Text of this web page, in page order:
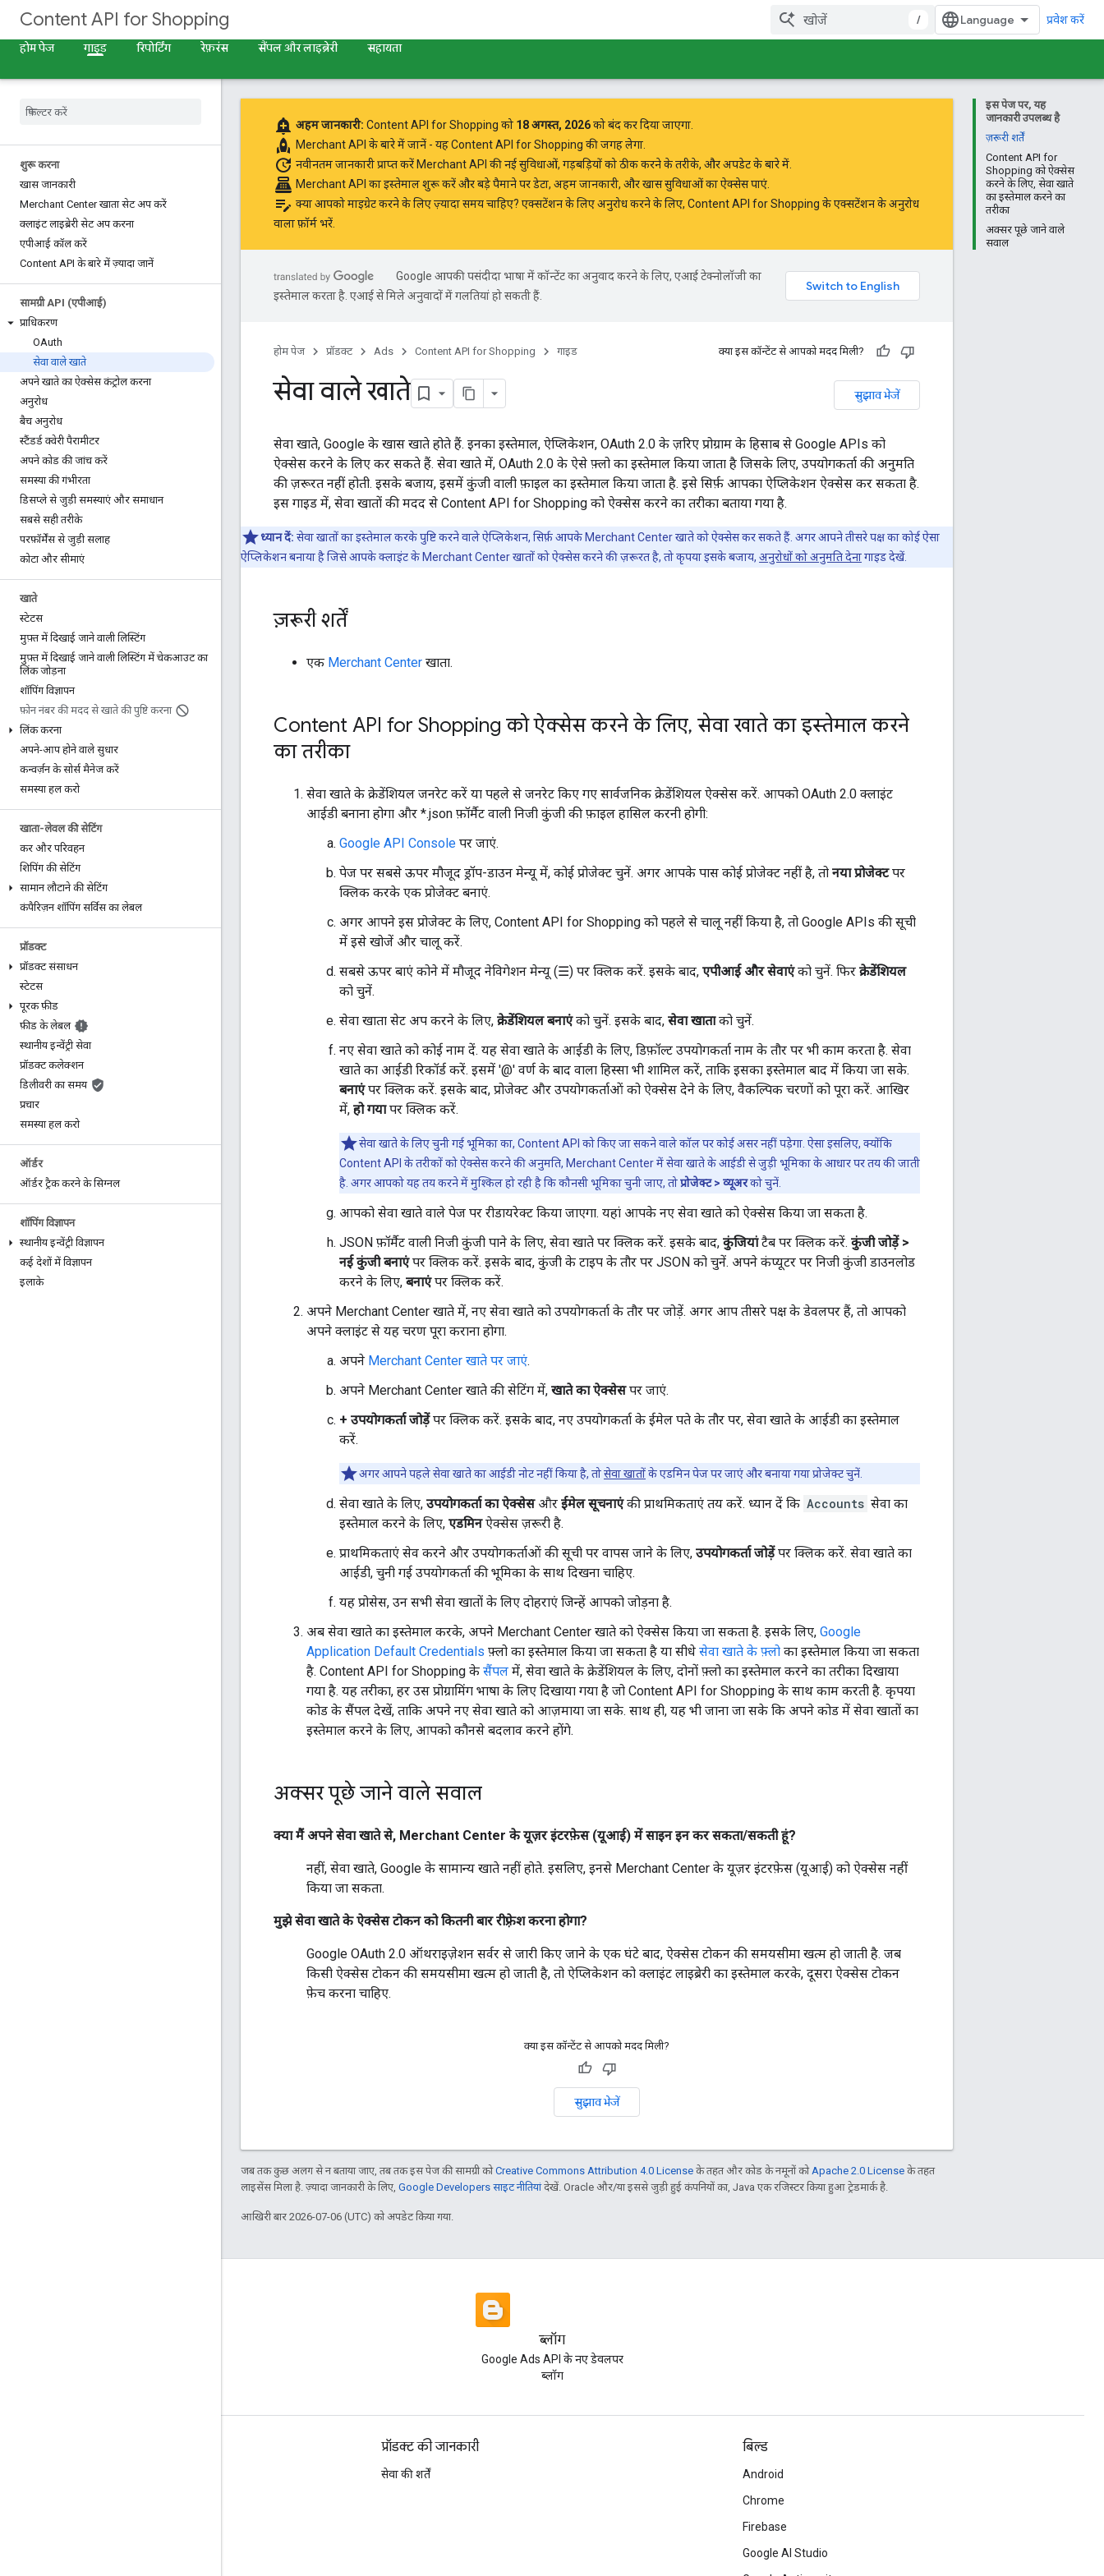
Content API for Shopping / प्रवेश करें
होम पेज गाइड रिपोर्टिंग रेफ़रंस सैंपल और लाइब्रेरी सहायता
शुरू करना
खास जानकारी
Merchant Center खाता सेट अप करें
क्लाइंट लाइब्रेरी सेट अप करना
एपीआई कॉल करें
Content API के बारे में ज़्यादा जानें
सामग्री API (एपीआई)
प्राधिकरण
OAuth
सेवा वाले खाते
अपने खाते का ऐक्सेस कंट्रोल करना
अनुरोध
बैच अनुरोध
स्टैंडर्ड क्वेरी पैरामीटर
अपने कोड की जांच करें
समस्या की गंभीरता
डिसप्ले से जुड़ी समस्याएं और समाधान
सबसे सही तरीके
परफ़ॉर्मेंस से जुड़ी सलाह
कोटा और सीमाएं
खाते
स्टेटस
मुफ़्त में दिखाई जाने वाली लिस्टिंग
मुफ़्त में दिखाई जाने वाली लिस्टिंग में चेकआउट का
लिंक जोड़ना
शॉपिंग विज्ञापन
फ़ोन नंबर की मदद से खाते की पुष्टि करना
लिंक करना
अपने-आप होने वाले सुधार
कन्वर्ज़न के सोर्स मैनेज करें
समस्या हल करो
खाता-लेवल की सेटिंग
कर और परिवहन
शिपिंग की सेटिंग
सामान लौटाने की सेटिंग
कंपैरिज़न शॉपिंग सर्विस का लेबल
प्रॉडक्ट
प्रॉडक्ट संसाधन
स्टेटस
पूरक फ़ीड
फ़ीड के लेबल
स्थानीय इन्वेंट्री सेवा
प्रॉडक्ट कलेक्शन
डिलीवरी का समय
प्रचार
समस्या हल करो
ऑर्डर
ऑर्डर ट्रैक करने के सिग्नल
शॉपिंग विज्ञापन
स्थानीय इन्वेंट्री विज्ञापन
कई देशों में विज्ञापन
इलाके
इस पेज पर, यह
जानकारी उपलब्ध है
ज़रूरी शर्तें
Content API for
Shopping को ऐक्सेस
करने के लिए, सेवा खाते
का इस्तेमाल करने का
तरीका
अक्सर पूछे जाने वाले
सवाल
add_alert अहम जानकारी: Content API for Shopping को 18 अगस्त, 2026को बंद कर दिया जाएगा.
rocket Merchant API के बारे में जानें - यह Content API for Shopping की जगह लेगा.
update नवीनतम जानकारी प्राप्त करें Merchant API की नई सुविधाओं, गड़बड़ियों को ठीक करने के तरीके, और अपडेट के बारे में.
point_of_sale Merchant API का इस्तेमाल शुरू करेंऔर बड़े पैमाने पर डेटा, अहम जानकारी, और खास सुविधाओं का ऐक्सेस पाएं.
edit_note क्या आपको माइग्रेट करने के लिए ज़्यादा समय चाहिए? एक्सटेंशन के लिए अनुरोध करने के लिए, Content API for Shopping के एक्सटेंशन के अनुरोध
वाला फ़ॉर्म भरें
Google आपकी पसंदीदा भाषा में कॉन्टेंट का अनुवाद करने के लिए, एआई टेक्नोलॉजी का
इस्तेमाल करता है. एआई से मिले अनुवादों में गलतियां हो सकती हैं.
होम पेज प्रॉडक्ट Ads Content API for Shopping गाइड क्या इस कॉन्टेंट से आपको मदद मिली?
सुझाव भेजें
सेवा वाले खाते
सेवा खाते, Google के खास खाते होते हैं. इनका इस्तेमाल, ऐप्लिकेशन, OAuth 2.0 के ज़रिए प्रोग्राम के हिसाब से Google APIs को
ऐक्सेस करने के लिए कर सकते हैं. सेवा खाते में, OAuth 2.0 के ऐसे फ़्लो का इस्तेमाल किया जाता है जिसके लिए, उपयोगकर्ता की अनुमति
की ज़रूरत नहीं होती. इसके बजाय, इसमें कुंजी वाली फ़ाइल का इस्तेमाल किया जाता है. इसे सिर्फ़ आपका ऐप्लिकेशन ऐक्सेस कर सकता है.
इस गाइड में, सेवा खातों की मदद से Content API for Shopping को ऐक्सेस करने का तरीका बताया गया है.
ध्यान दें: सेवा खातों का इस्तेमाल करके पुष्टि करने वाले ऐप्लिकेशन, सिर्फ़ आपके Merchant Center खाते को ऐक्सेस कर सकते हैं. अगर आपने तीसरे पक्ष का कोई ऐसा
ऐप्लिकेशन बनाया है जिसे आपके क्लाइंट के Merchant Center खातों को ऐक्सेस करने की ज़रूरत है, तो कृपया इसके बजाय, अनुरोधों को अनुमति देनागाइड देखें.
ज़रूरी शर्तें
एक Merchant Center खाता.
Content API for Shopping को ऐक्सेस करने के लिए, सेवा खाते का इस्तेमाल करने
का तरीका
सेवा खाते के क्रेडेंशियल जनरेट करें या पहले से जनरेट किए गए सार्वजनिक क्रेडेंशियल ऐक्सेस करें. आपको OAuth 2.0 क्लाइंट
आईडी बनाना होगा और *.json फ़ॉर्मैट वाली निजी कुंजी की फ़ाइल हासिल करनी होगी:
Google API Console पर जाएं.
पेज पर सबसे ऊपर मौजूद ड्रॉप-डाउन मेन्यू में, कोई प्रोजेक्ट चुनें. अगर आपके पास कोई प्रोजेक्ट नहीं है, तो नया प्रोजेक्टपर
क्लिक करके एक प्रोजेक्ट बनाएं.
अगर आपने इस प्रोजेक्ट के लिए, Content API for Shopping को पहले से चालू नहीं किया है, तो Google APIs की सूची
में इसे खोजें और चालू करें.
सबसे ऊपर बाएं कोने में मौजूद नेविगेशन मेन्यू (☰) पर क्लिक करें. इसके बाद, एपीआई और सेवाएंको चुनें. फिर क्रेडेंशियल
को चुनें.
सेवा खाता सेट अप करने के लिए, क्रेडेंशियल बनाएंको चुनें. इसके बाद, सेवा खाताको चुनें.
नए सेवा खाते को कोई नाम दें. यह सेवा खाते के आईडी के लिए, डिफ़ॉल्ट उपयोगकर्ता नाम के तौर पर भी काम करता है. सेवा
खाते का आईडी रिकॉर्ड करें. इसमें '@' वर्ण के बाद वाला हिस्सा भी शामिल करें, ताकि इसका इस्तेमाल बाद में किया जा सके.
बनाएंपर क्लिक करें. इसके बाद, प्रोजेक्ट और उपयोगकर्ताओं को ऐक्सेस देने के लिए, वैकल्पिक चरणों को पूरा करें. आखिर
में, हो गयापर क्लिक करें.
सेवा खाते के लिए चुनी गई भूमिका का, Content API को किए जा सकने वाले कॉल पर कोई असर नहीं पड़ेगा. ऐसा इसलिए, क्योंकि
Content API के तरीकों को ऐक्सेस करने की अनुमति, Merchant Center में सेवा खाते के आईडी से जुड़ी भूमिका के आधार पर तय की जाती
है. अगर आपको यह तय करने में मुश्किल हो रही है कि कौनसी भूमिका चुनी जाए, तोप्रोजेक्ट > व्यूअरको चुनें.
आपको सेवा खाते वाले पेज पर रीडायरेक्ट किया जाएगा. यहां आपके नए सेवा खाते को ऐक्सेस किया जा सकता है.
JSON फ़ॉर्मैट वाली निजी कुंजी पाने के लिए, सेवा खाते पर क्लिक करें. इसके बाद, कुंजियांटैब पर क्लिक करें. कुंजी जोड़ें >
नई कुंजी बनाएंपर क्लिक करें. इसके बाद, कुंजी के टाइप के तौर पर JSON को चुनें. अपने कंप्यूटर पर निजी कुंजी डाउनलोड
करने के लिए, बनाएंपर क्लिक करें.
अपने Merchant Center खाते में, नए सेवा खाते को उपयोगकर्ता के तौर पर जोड़ें. अगर आप तीसरे पक्ष के डेवलपर हैं, तो आपको
अपने क्लाइंट से यह चरण पूरा कराना होगा.
अपने Merchant Center खाते पर जाएं.
अपने Merchant Center खाते की सेटिंग में, खाते का ऐक्सेसपर जाएं.
+ उपयोगकर्ता जोड़ेंपर क्लिक करें. इसके बाद, नए उपयोगकर्ता के ईमेल पते के तौर पर, सेवा खाते के आईडी का इस्तेमाल
करें.
अगर आपने पहले सेवा खाते का आईडी नोट नहीं किया है, तोसेवा खातोंके एडमिन पेज पर जाएं और बनाया गया प्रोजेक्ट चुनें.
सेवा खाते के लिए, उपयोगकर्ता का ऐक्सेसऔर ईमेल सूचनाएंकी प्राथमिकताएं तय करें. ध्यान दें कि Accounts सेवा का
इस्तेमाल करने के लिए, एडमिनऐक्सेस ज़रूरी है.
प्राथमिकताएं सेव करने और उपयोगकर्ताओं की सूची पर वापस जाने के लिए, उपयोगकर्ता जोड़ेंपर क्लिक करें. सेवा खाते का
आईडी, चुनी गई उपयोगकर्ता की भूमिका के साथ दिखना चाहिए.
यह प्रोसेस, उन सभी सेवा खातों के लिए दोहराएं जिन्हें आपको जोड़ना है.
अब सेवा खाते का इस्तेमाल करके, अपने Merchant Center खाते को ऐक्सेस किया जा सकता है. इसके लिए, Google
Application Default Credentials फ़्लो का इस्तेमाल किया जा सकता है या सीधे सेवा खाते के फ़्लो का इस्तेमाल किया जा सकता
है. Content API for Shopping के सैंपल में, सेवा खाते के क्रेडेंशियल के लिए, दोनों फ़्लो का इस्तेमाल करने का तरीका दिखाया
गया है. यह तरीका, हर उस प्रोग्रामिंग भाषा के लिए दिखाया गया है जो Content API for Shopping के साथ काम करती है. कृपया
कोड के सैंपल देखें, ताकि अपने नए सेवा खाते को आज़माया जा सके. साथ ही, यह भी जाना जा सके कि अपने कोड में सेवा खातों का
इस्तेमाल करने के लिए, आपको कौनसे बदलाव करने होंगे.
अक्सर पूछे जाने वाले सवाल
क्या मैं अपने सेवा खाते से, Merchant Center के यूज़र इंटरफ़ेस (यूआई) में साइन इन कर सकता/सकती हूं?
नहीं, सेवा खाते, Google के सामान्य खाते नहीं होते. इसलिए, इनसे Merchant Center के यूज़र इंटरफ़ेस (यूआई) को ऐक्सेस नहीं
किया जा सकता.
मुझे सेवा खाते के ऐक्सेस टोकन को कितनी बार रीफ़्रेश करना होगा?
Google OAuth 2.0 ऑथराइज़ेशन सर्वर से जारी किए जाने के एक घंटे बाद, ऐक्सेस टोकन की समयसीमा खत्म हो जाती है. जब
किसी ऐक्सेस टोकन की समयसीमा खत्म हो जाती है, तो ऐप्लिकेशन को क्लाइंट लाइब्रेरी का इस्तेमाल करके, दूसरा ऐक्सेस टोकन
फ़ेच करना चाहिए.
क्या इस कॉन्टेंट से आपको मदद मिली?
सुझाव भेजें
जब तक कुछ अलग से न बताया जाए, तब तक इस पेज की सामग्री कोCreative Commons Attribution 4.0 License के तहत और कोड के नमूनों को Apache 2.0 License के तहत
लाइसेंस मिला है. ज़्यादा जानकारी के लिए, Google Developers साइट नीतियांदेखें. Oracle और/या इससे जुड़ी हुई कंपनियों का, Java एक रजिस्टर किया हुआ ट्रेडमार्क है.
आखिरी बार 2026-07-06 (UTC) को अपडेट किया गया.
ब्लॉग
Google Ads API के नए डेवलपर
ब्लॉग
प्रॉडक्ट की जानकारी
सेवा की शर्तें
बिल्ड
Android
Chrome
Firebase
Google AI Studio